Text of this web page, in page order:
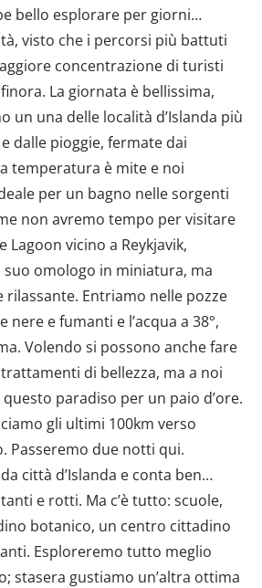
bello esplorare per giorni…
visto che i percorsi più battuti
concentrazione di turisti
La giornata è bellissima,
un una delle località d’Islanda più
dalle pioggie, fermate dai
temperatura è mite e noi
per un bagno nelle sorgenti
non avremo tempo per visitare
Lagoon vicino a Reykjavik,
omologo in miniatura, ma
rilassante. Entriamo nelle pozze
nere e fumanti e l’acqua a 38°,
Volendo si possono anche fare
di bellezza, ma a noi
paradiso per un paio d’ore.
gli ultimi 100km verso
Passeremo due notti qui.
città d’Islanda e conta ben…
e rotti. Ma c’è tutto: scuole,
botanico, un centro cittadino
Esploreremo tutto meglio
stasera gustiamo un’altra ottima